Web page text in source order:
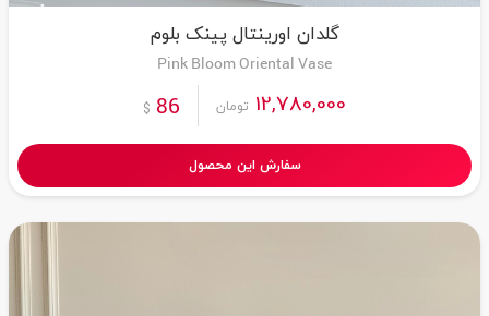
گلدان اورینتال پینک بلوم
Pink Bloom Oriental Vase
12,780,000 تومان 86
$
سفارش این محصول